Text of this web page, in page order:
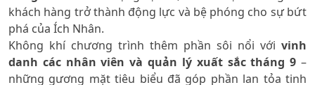
khách hàng trở thành động lực và bệ phóng cho sự bứt
phá của Ích Nhân.
Không khí chương trình thêm phần sôi nổi với vinh
danh các nhân viên và quản lý xuất sắc tháng 9 –
những gương mặt tiêu biểu đã góp phần lan tỏa tinh